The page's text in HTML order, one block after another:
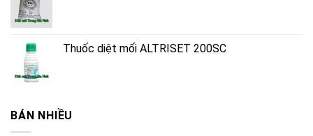
Thuốc diệt mối ALTRISET 200SC
BÁN NHIỀU